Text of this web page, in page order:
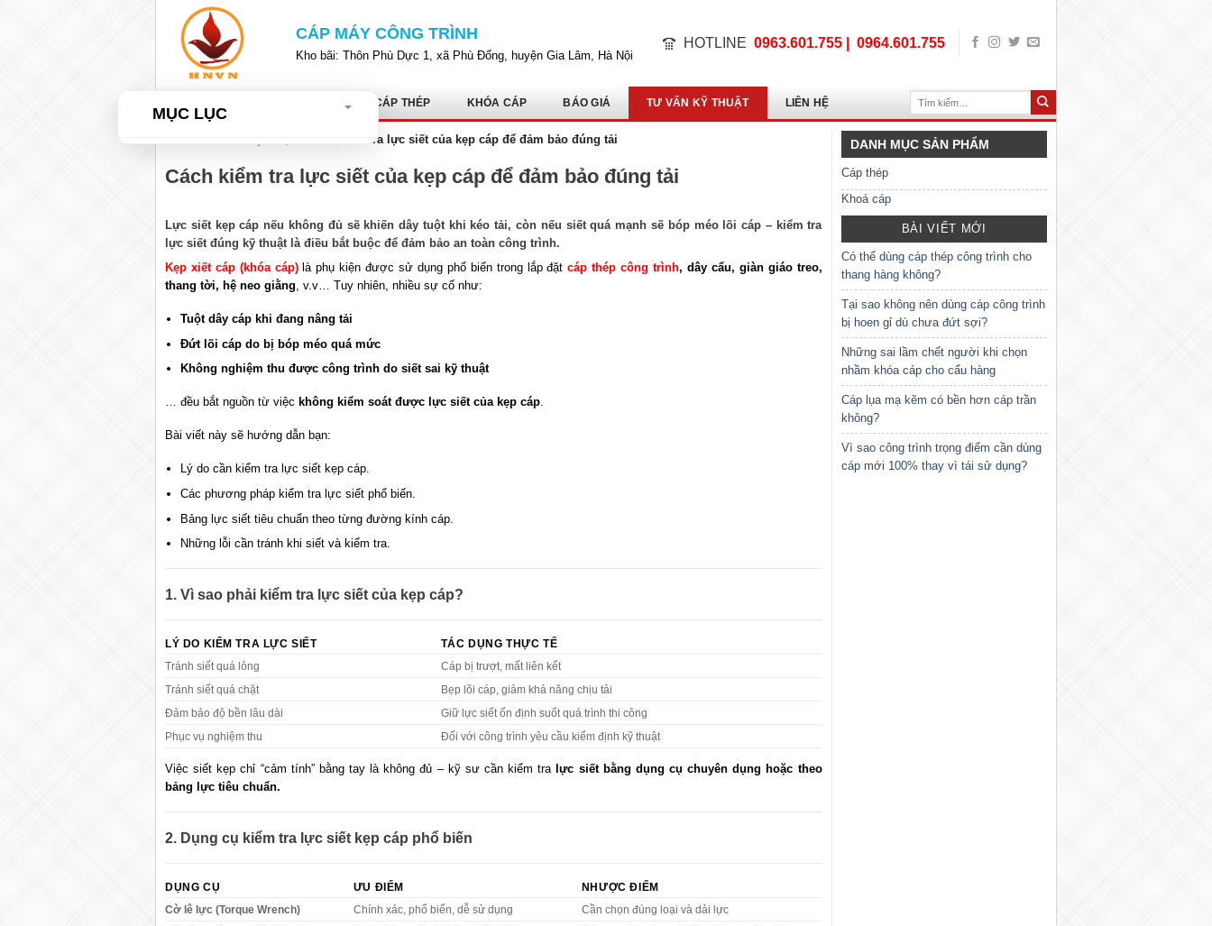
CÁP MÁY CÔNG TRÌNH
Kho bãi: Thôn Phù Dực 1, xã Phù Đổng, huyện Gia Lâm, Hà Nội
HOTLINE 0963.601.755 | 0964.601.755
CÁP THÉP KHÓA CÁP BÁO GIÁ TƯ VẤN KỸ THUẬT LIÊN HỆ
kiếm:
Cách kiểm tra lực siết của kẹp cáp để đảm bảo đúng tải
Cách kiểm tra lực siết của kẹp cáp để đảm bảo đúng tải
MỤC LỤC
Lực siết kẹp cáp nếu không đủ sẽ khiến dây tuột khi kéo tải, còn nếu siết quá mạnh sẽ bóp méo lõi cáp – kiểm tra
lực siết đúng kỹ thuật là điều bắt buộc để đảm bảo an toàn công trình.
Kẹp xiết cáp (khóa cáp)là phụ kiện được sử dụng phổ biến trong lắp đặtcáp thép công trình, dây cẩu, giàn giáo treo,
thang tời, hệ neo giằng , v.v… Tuy nhiên, nhiều sự cố như:
Tuột dây cáp khi đang nâng tải
Đứt lõi cáp do bị bóp méo quá mức
Không nghiệm thu được công trình do siết sai kỹ thuật
… đều bắt nguồn từ việc không kiểm soát được lực siết của kẹp cáp.
Bài viết này sẽ hướng dẫn bạn:
Lý do cần kiểm tra lực siết kẹp cáp.
Các phương pháp kiểm tra lực siết phổ biến.
Bảng lực siết tiêu chuẩn theo từng đường kính cáp.
Những lỗi cần tránh khi siết và kiểm tra.
1. Vì sao phải kiểm tra lực siết của kẹp cáp?
LÝ DO KIỂM TRA LỰC SIẾT
TÁC DỤNG THỰC TẾ
Tránh siết quá lỏng
Cáp bị trượt, mất liên kết
Tránh siết quá chặt
Bẹp lõi cáp, giảm khả năng chịu tải
Đảm bảo độ bền lâu dài
Giữ lực siết ổn định suốt quá trình thi công
Phục vụ nghiệm thu
Đối với công trình yêu cầu kiểm định kỹ thuật
Việc siết kẹp chỉ “cảm tính” bằng tay là không đủ – kỹ sư cần kiểm tra lực siết bằng dụng cụ chuyên dụng hoặc theo
bảng lực tiêu chuẩn.
2. Dụng cụ kiểm tra lực siết kẹp cáp phổ biến
DỤNG CỤ ƯU ĐIỂM
NHƯỢC ĐIỂM
Cờ lê lực (Torque Wrench)
Chính xác, phổ biến, dễ sử dụng
Cần chọn đúng loại và dải lực
DANH MỤC SẢN PHẨM
Cáp thép
Khoá cáp
BÀI VIẾT MỚI
Có thể dùng cáp thép công trình cho
thang hàng không?
Tại sao không nên dùng cáp công trình
bị hoen gỉ dù chưa đứt sợi?
Những sai lầm chết người khi chọn
nhầm khóa cáp cho cẩu hàng
Cáp lụa mạ kẽm có bền hơn cáp trần
không?
Vì sao công trình trọng điểm cần dùng
cáp mới 100% thay vì tái sử dụng?